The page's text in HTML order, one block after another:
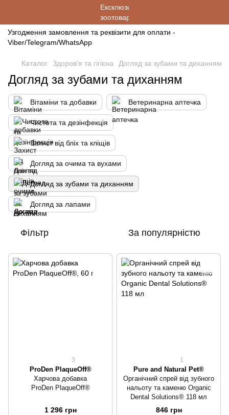
Узгодження замовлення та реквізити для оплати -
Viber/Telegram/WhatsApp
Каталог Здоров'я та гігієна Догляд за зубами та диханням
Догляд за зубами та диханням
Вітаміни та добавки Ветеринарна аптечка
Чистота та дезінфекція
Захист від бліх та кліщів
Догляд за очима та вухами
Догляд за зубами та диханням
Догляд за лапами
Фільтр За популярністю
3
ProDen PlaqueOff®
Харчова добавка
ProDen PlaqueOff®
1 296 грн
1
Pure and Natural Pet®
Органічний спрей від зубного
нальоту та каменю Organic
Dental Solutions® 118 мл
846 грн